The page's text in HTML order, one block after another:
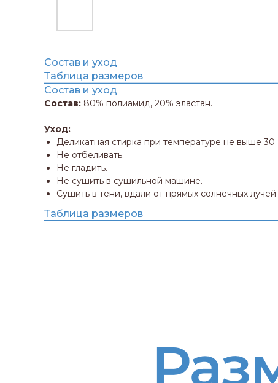
Состав и уход
Таблица размеров
Состав и уход
Состав: 80% полиамид, 20% эластан.
Уход:
Деликатная стирка при температуре не выше 30
Не отбеливать.
Не гладить.
Не сушить в сушильной машине.
Сушить в тени, вдали от прямых солнечных
Таблица размеров